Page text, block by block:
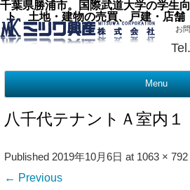
千葉県勝浦市。国際武道大学の学生
ト、土地・建物の売買、戸建・店舗
お
Tel.
【営業時間】
Menu
八千代テナントＡ室内１
Published2019年10月6日 at 1063 × 792
← Previous